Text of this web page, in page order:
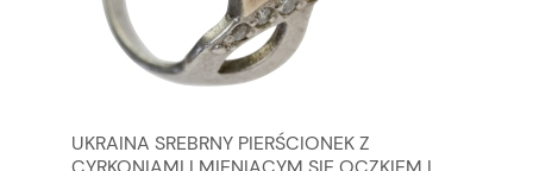
UKRAINA SREBRNY PIERŚCIONEK Z